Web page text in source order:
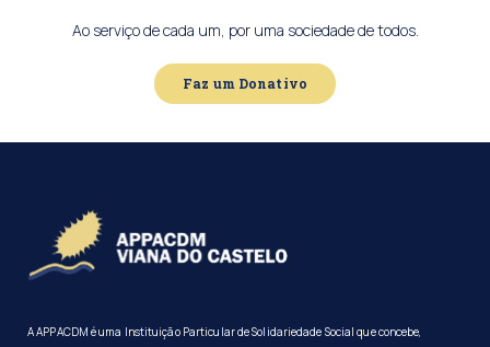
Ao serviço de cada um, por uma sociedade de todos.
Faz um Donativo
A APPACDM é uma Instituição Particular de Solidariedade Social que concebe,